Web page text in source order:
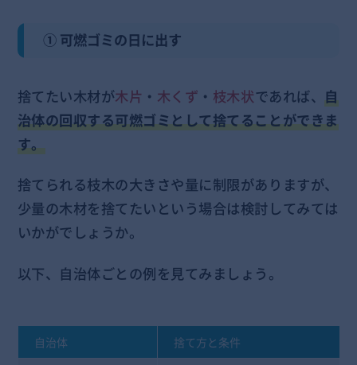
① 可燃ゴミの日に出す
捨てたい木材が木片 ・ 木くず ・ 枝木状であれば、自
治体の回収する可燃ゴミとして捨てることができま
す。
捨てられる枝木の大きさや量に制限がありますが、
少量の木材を捨てたいという場合は検討してみては
いかがでしょうか。
以下、自治体ごとの例を見てみましょう。
自治体 捨て方と条件